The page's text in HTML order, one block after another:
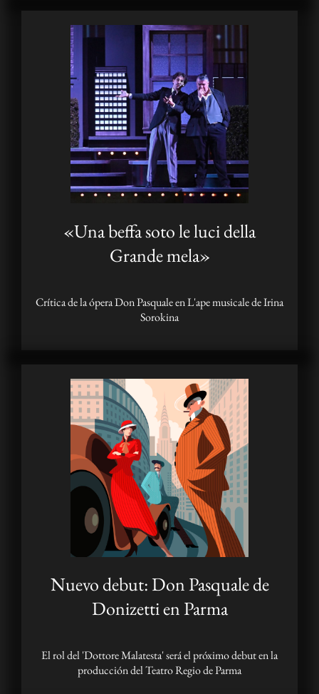
«Una beffa soto le luci della
Grande mela»
Crítica de la ópera Don Pasquale en L'ape musicale de Irina
Sorokina
Nuevo debut: Don Pasquale de
Donizetti en Parma
El rol del 'Dottore Malatesta' será el próximo debut en la
producción del Teatro Regio de Parma